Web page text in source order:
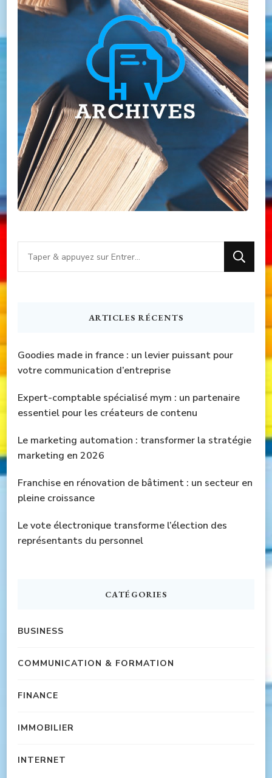
Vous
recherchiez
ARTICLES RÉCENTS
Goodies made in france : un levier puissant pour
votre communication d’entreprise
Expert-comptable spécialisé mym : un partenaire
essentiel pour les créateurs de contenu
Le marketing automation : transformer la stratégie
marketing en 2026
Franchise en rénovation de bâtiment : un secteur en
pleine croissance
Le vote électronique transforme l’élection des
représentants du personnel
CATÉGORIES
BUSINESS
COMMUNICATION & FORMATION
FINANCE
IMMOBILIER
INTERNET